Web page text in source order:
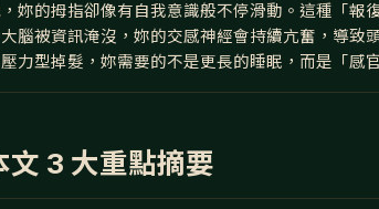
妳的拇指卻像有自我意識般不停滑動。這種「報
腦被資訊淹沒，妳的交感神經會持續亢奮，導致
力型掉髮，妳需要的不是更長的睡眠，而是「感
文 3 大重點摘要